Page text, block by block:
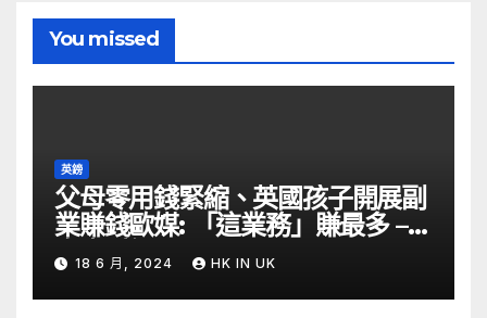
You missed
英鎊
父母零用錢緊縮、英國孩子開展副
業賺錢歐媒: 「這業務」賺最多 –
自由財經
18 6 月, 2024 HK IN UK